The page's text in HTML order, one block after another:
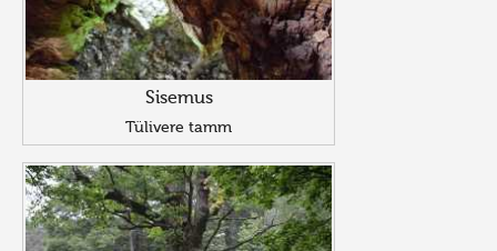
Sisemus
Tülivere tamm